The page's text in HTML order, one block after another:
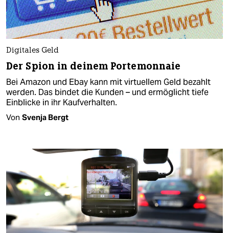
Digitales Geld
Der Spion in deinem Portemonnaie
Bei Amazon und Ebay kann mit virtuellem Geld bezahlt
werden. Das bindet die Kunden – und ermöglicht tiefe
Einblicke in ihr Kaufverhalten.
Von Svenja Bergt